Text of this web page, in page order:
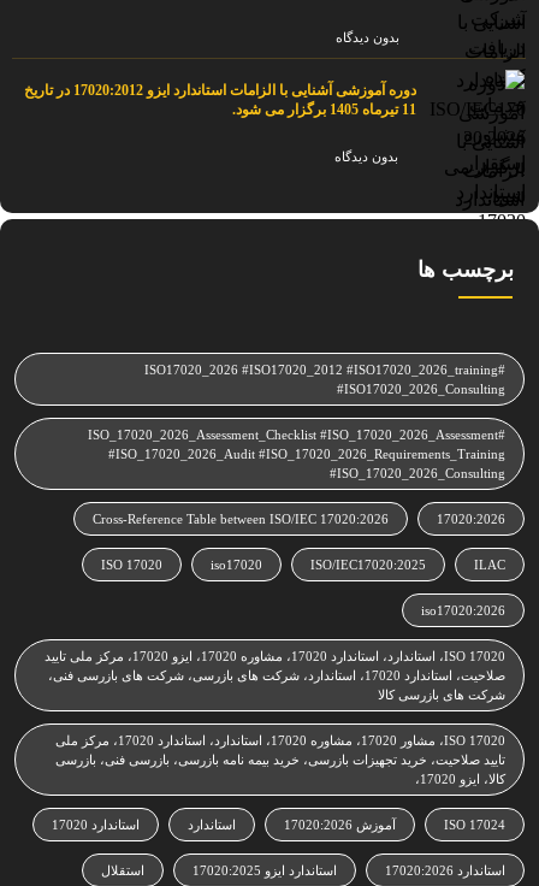
بدون دیدگاه
دوره آموزشی آشنایی با الزامات استاندارد ایزو 17020:2012 در تاریخ
11 تیرماه 1405 برگزار می شود.
بدون دیدگاه
برچسب ها
#ISO17020_2026 #ISO17020_2012 #ISO17020_2026_training
#ISO17020_2026_Consulting
#ISO_17020_2026_Assessment_Checklist #ISO_17020_2026_Assessment
#ISO_17020_2026_Audit #ISO_17020_2026_Requirements_Training
#ISO_17020_2026_Consulting
17020:2026
Cross‑Reference Table between ISO/IEC 17020:2026
ILAC
ISO/IEC17020:2025
iso17020
ISO 17020
iso17020:2026
ISO 17020، استاندارد، استاندارد 17020، مشاوره 17020، ایزو 17020، مرکز ملی تایید
صلاحیت، استاندارد 17020، استاندارد، شرکت های بازرسی، شرکت های بازرسی فنی،
شرکت های بازرسی کالا
ISO 17020، مشاور 17020، مشاوره 17020، استاندارد، استاندارد 17020، مرکز ملی
تایید صلاحیت، خرید تجهیزات بازرسی، خرید بیمه نامه بازرسی، بازرسی فنی، بازرسی
کالا، ایزو 17020،
ISO 17024 آموزش 17020:2026 استاندارد استاندارد 17020
استاندارد 17020:2026 استاندارد ایزو 17020:2025 استقلال